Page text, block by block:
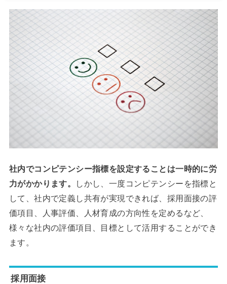
社内でコンピテンシー指標を設定することは一時的に労
力がかかります。
しかし、一度コンピテンシーを指標と
して、社内で定義し共有が実現できれば、採用面接の評
価項目、人事評価、人材育成の方向性を定めるなど、
様々な社内の評価項目、目標として活用することができ
ます。
採用面接